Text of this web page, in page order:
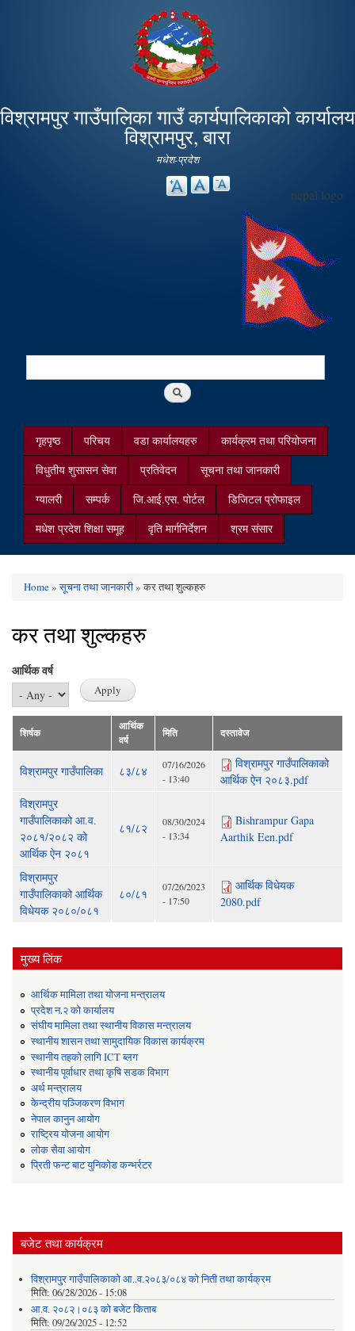
main
content
विश्रामपुर गाउँपालिका गाउँ कार्यपालिकाको कार्यालय
विश्रामपुर, बारा
मधेश-प्रदेश
nepal logo
Search
गृहपृष्ठ परिचय वडा कार्यालयहरु
कार्यक्रम तथा परियोजना
विधुतीय शुसासन सेवा
प्रतिवेदन
सूचना तथा जानकारी
ग्यालरी
सम्पर्क जि.आई.एस. पोर्टल
डिजिटल प्रोफाइल
मधेश प्रदेश शिक्षा समूह
वृति मार्गनिर्देशन श्रम संसार
You are here
Home»सूचना तथा जानकारी» कर तथा शुल्कहरु
कर तथा शुल्कहरु
आर्थिक वर्ष
शिर्षक
आर्थिक
वर्ष
मिति दस्तावेज
विश्रामपुर गाउँपालिका ८३/८४
07/16/2026
- 13:40
विश्रामपुर गाउँपालिकाको
आर्थिक ऐन २०८३.pdf
विश्रामपुर
गाउँपालिकाको आ.व.
२०८१/२०८२ को
आर्थिक ऐन २०८१
८१/८२
08/30/2024
- 13:34
Bishrampur Gapa
Aarthik Een.pdf
विश्रामपुर
गाउँपालिकाको आर्थिक
विधेयक २०८०/०८१
८०/८१
07/26/2023
- 17:50
आर्थिक विधेयक
2080.pdf
मुख्य लिंक
आर्थिक मामिला तथा योजना मन्त्रालय
प्रदेश न.२ को कार्यालय
संघीय मामिला तथा स्थानीय विकास मन्त्रालय
स्थानीय शासन तथा सामुदायिक विकास कार्यक्रम
स्थानीय तहको लागि ICT ब्लग
स्थानीय पूर्वाधार तथा कृषि सडक विभाग
अर्थ मन्त्रालय
केन्द्रीय पञ्जिकरण विभाग
नेपाल कानुन आयोग
राष्ट्रिय योजना आयोग
लोक सेवा आयोग
प्रिती फन्ट बाट युनिकोड कन्भर्रटर
बजेट तथा कार्यक्रम
विश्रामपुर गाउँपालिकाको आ..व.२०८३/०८४ को निती तथा कार्यक्रम
मिति: 06/28/2026 - 15:08
आ.व. २०८२।०८३ को बजेट किताब
मिति: 09/26/2025 - 12:52